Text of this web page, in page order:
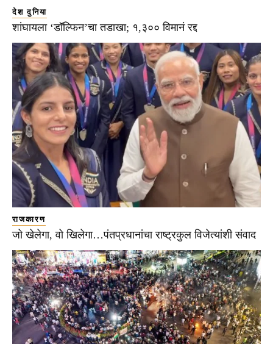
देश दुनिया
शांघायला ‘डॉल्फिन’चा तडाखा; १,३०० विमानं रद्द
राजकारण
जो खेलेगा, वो खिलेगा…पंतप्रधानांचा राष्ट्रकुल विजेत्यांशी संवाद